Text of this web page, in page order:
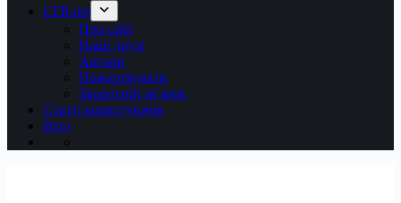
LTB.net
Про сайт
Наші друзі
Автори
Пожертвувати
Зворотній зв’язок
Статті користувачів
Вхід